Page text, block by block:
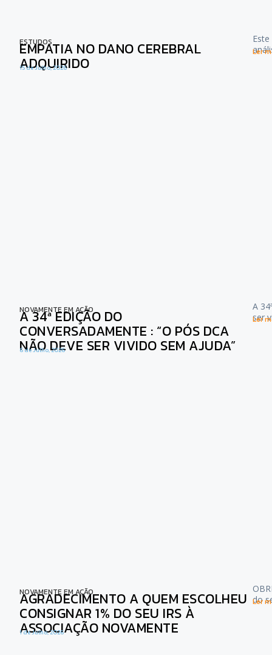
ESTUDOS
EMPATIA NO DANO CEREBRAL
ADQUIRIDO
15 de Julho, 2026
Ler
NOVAMENTE EM AÇÃO
A 34ª EDIÇÃO DO
CONVERSADAMENTE : “O PÓS DCA
NÃO DEVE SER VIVIDO SEM AJUDA”
6 de Julho, 2026
A
ser
Ler
NOVAMENTE EM AÇÃO
AGRADECIMENTO A QUEM ESCOLHEU
CONSIGNAR 1% DO SEU IRS À
ASSOCIAÇÃO NOVAMENTE
1 de Julho, 2026
do
Ler